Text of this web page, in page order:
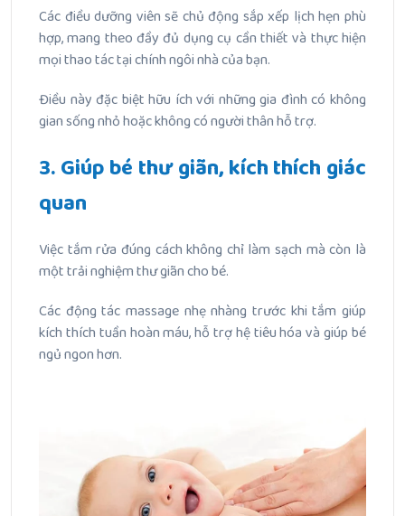
Các điều dưỡng viên sẽ chủ động sắp xếp lịch hẹn phù
hợp, mang theo đầy đủ dụng cụ cần thiết và thực hiện
mọi thao tác tại chính ngôi nhà của bạn.
Điều này đặc biệt hữu ích với những gia đình có không
gian sống nhỏ hoặc không có người thân hỗ trợ.
3. Giúp bé thư giãn, kích thích giác
quan
Việc tắm rửa đúng cách không chỉ làm sạch mà còn là
một trải nghiệm thư giãn cho bé.
Các động tác massage nhẹ nhàng trước khi tắm giúp
kích thích tuần hoàn máu, hỗ trợ hệ tiêu hóa và giúp bé
ngủ ngon hơn.